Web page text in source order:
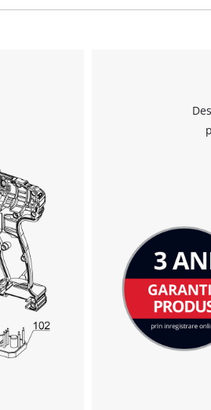
The website owner needs to setup
with their CMP to add this content
to the list of technologies used.
Powered by
Management Platform